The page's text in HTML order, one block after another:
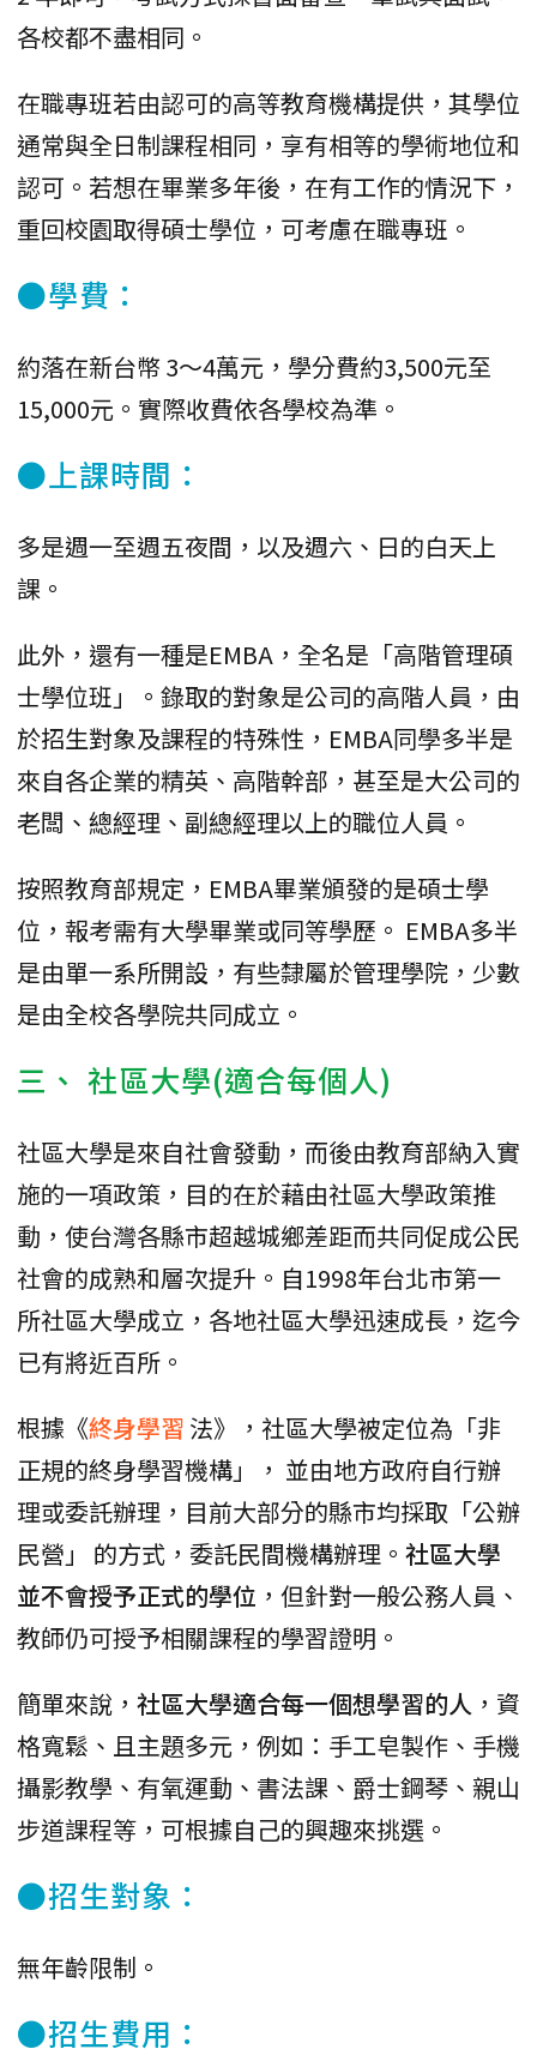
各校都不盡相同。
在職專班若由認可的高等教育機構提供，其學位
通常與全日制課程相同，享有相等的學術地位和
認可。若想在畢業多年後，在有工作的情況下，
重回校園取得碩士學位，可考慮在職專班。
●學費：
約落在新台幣 3～4萬元，學分費約3,500元至
15,000元。實際收費依各學校為準。
●上課時間：
多是週一至週五夜間，以及週六、日的白天上
課。
此外，還有一種是EMBA，全名是「高階管理碩
士學位班」。錄取的對象是公司的高階人員，由
於招生對象及課程的特殊性，EMBA同學多半是
來自各企業的精英、高階幹部，甚至是大公司的
老闆、總經理、副總經理以上的職位人員。
按照教育部規定，EMBA畢業頒發的是碩士學
位，報考需有大學畢業或同等學歷。 EMBA多半
是由單一系所開設，有些隸屬於管理學院，少數
是由全校各學院共同成立。
三、 社區大學(適合每個人)
社區大學是來自社會發動，而後由教育部納入實
施的一項政策，目的在於藉由社區大學政策推
動，使台灣各縣市超越城鄉差距而共同促成公民
社會的成熟和層次提升。自1998年台北市第一
所社區大學成立，各地社區大學迅速成長，迄今
已有將近百所。
根據《終身學習 法》，社區大學被定位為「非
正規的終身學習機構」， 並由地方政府自行辦
理或委託辦理，目前大部分的縣市均採取「公辦
民營」 的方式，委託民間機構辦理。 社區大學
並不會授予正式的學位 ，但針對一般公務人員、
教師仍可授予相關課程的學習證明。
簡單來說， 社區大學適合每一個想學習的人 ，資
格寬鬆、且主題多元，例如：手工皂製作、手機
攝影教學、有氧運動、書法課、爵士鋼琴、親山
步道課程等，可根據自己的興趣來挑選。
●招生對象：
無年齡限制。
●招生費用：